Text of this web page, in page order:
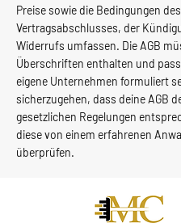
Preise sowie die Bedingungen des
Vertragsabschlusses, der
Widerrufs umfassen. Die AGB
Überschriften enthalten und
eigene Unternehmen formuliert
sicherzugehen, dass deine AGB
gesetzlichen Regelungen
diese von einem erfahrenen
überprüfen.